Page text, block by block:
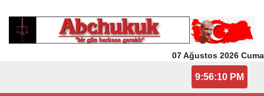
07 Ağustos 2026 Cuma
9:56:10 PM